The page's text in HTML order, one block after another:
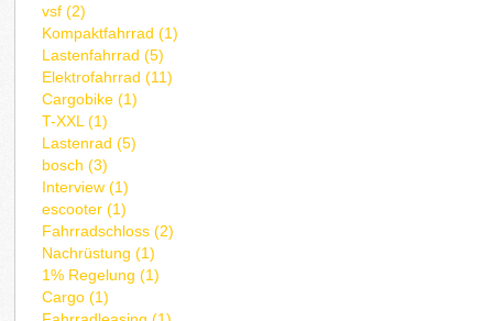
vsf (2)
Kompaktfahrrad (1)
Lastenfahrrad (5)
Elektrofahrrad (11)
Cargobike (1)
T-XXL (1)
Lastenrad (5)
bosch (3)
Interview (1)
escooter (1)
Fahrradschloss (2)
Nachrüstung (1)
1% Regelung (1)
Cargo (1)